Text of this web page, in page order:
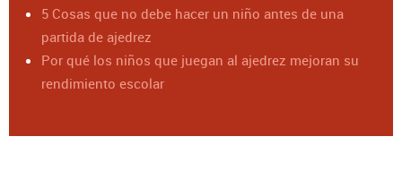
5 Cosas que no debe hacer un niño antes de una
partida de ajedrez
Por qué los niños que juegan al ajedrez mejoran su
rendimiento escolar